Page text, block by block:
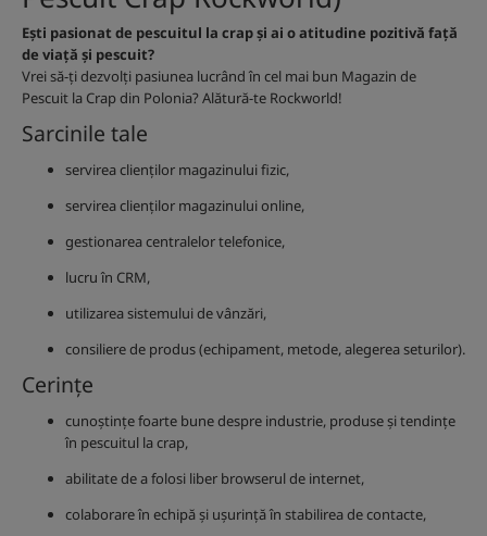
Ești pasionat de pescuitul la crap și ai o atitudine pozitivă față
de viață și pescuit?
Vrei să-ți dezvolți pasiunea lucrând în cel mai bun Magazin de
Pescuit la Crap din Polonia? Alătură-te Rockworld!
Sarcinile tale
servirea clienților magazinului fizic,
servirea clienților magazinului online,
gestionarea centralelor telefonice,
lucru în CRM,
utilizarea sistemului de vânzări,
consiliere de produs (echipament, metode, alegerea seturilor).
Cerințe
cunoștințe foarte bune despre industrie, produse și tendințe
în pescuitul la crap,
abilitate de a folosi liber browserul de internet,
colaborare în echipă și ușurință în stabilirea de contacte,